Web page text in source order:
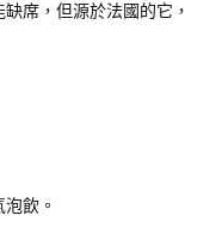
席，但源於法國的它，
飲。